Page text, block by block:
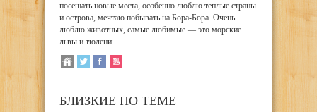
посещать новые места, особенно люблю теплые страны
и острова, мечтаю побывать на Бора-Бора. Очень
люблю животных, самые любимые — это морские
львы и тюлени.
БЛИЗКИЕ ПО ТЕМЕ